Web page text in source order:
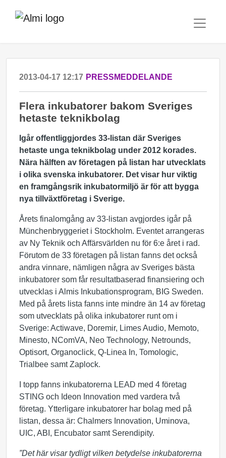
2013-04-17 12:17 PRESSMEDDELANDE
Flera inkubatorer bakom Sveriges
hetaste teknikbolag
Igår offentliggjordes 33-listan där Sveriges
hetaste unga teknikbolag under 2012 korades.
Nära hälften av företagen på listan har utvecklats
i olika svenska inkubatorer. Det visar hur viktig
en framgångsrik inkubatormiljö är för att bygga
nya tillväxtföretag i Sverige.
Årets finalomgång av 33-listan avgjordes igår på
Münchenbryggeriet i Stockholm. Eventet arrangeras
av Ny Teknik och Affärsvärlden nu för 6:e året i rad.
Förutom de 33 företagen på listan fanns det också
andra vinnare, nämligen några av Sveriges bästa
inkubatorer som får resultatbaserad finansiering och
utvecklas i Almis Inkubationsprogram, BIG Sweden.
Med på årets lista fanns inte mindre än 14 av företag
som utvecklats på olika inkubatorer runt om i
Sverige: Actiwave, Doremir, Limes Audio, Memoto,
Minesto, NComVA, Neo Technology, Netrounds,
Optisort, Organoclick, Q-Linea In, Tomologic,
Trialbee samt Zaplock.
I topp fanns inkubatorerna LEAD med 4 företag
STING och Ideon Innovation med vardera två
företag. Ytterligare inkubatorer har bolag med på
listan, dessa är: Chalmers Innovation, Uminova,
UIC, ABI, Encubator samt Serendipity.
”Det här visar tydligt vilken betydelse inkubatorerna